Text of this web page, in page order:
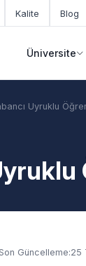
Kalite Blog
Üniversite
Uyruklu
Güncelleme:25